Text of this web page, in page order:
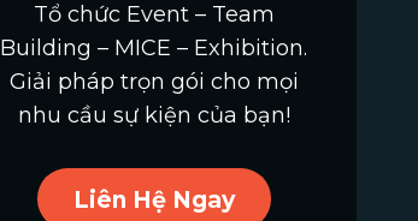
Tổ chức Event – Team
Building – MICE – Exhibition.
Giải pháp trọn gói cho mọi
nhu cầu sự kiện của bạn!
Liên Hệ Ngay